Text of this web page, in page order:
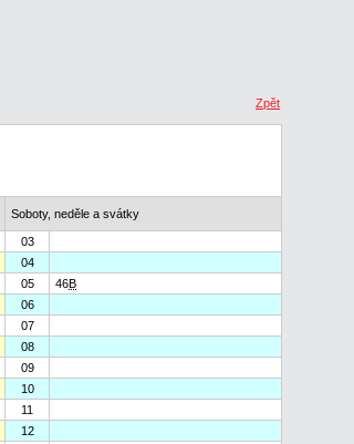
Zpět
Soboty, neděle a svátky
03
04
05 46B
06
07
08
09
10
11
12